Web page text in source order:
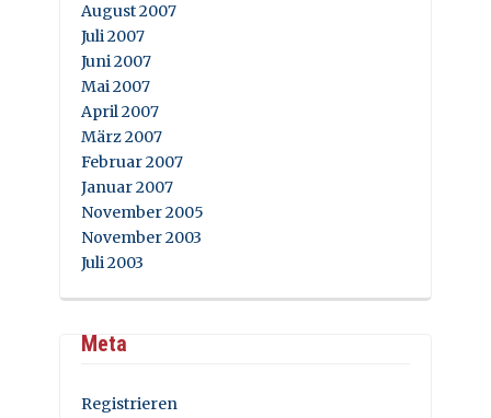
August 2007
Juli 2007
Juni 2007
Mai 2007
April 2007
März 2007
Februar 2007
Januar 2007
November 2005
November 2003
Juli 2003
Meta
Registrieren